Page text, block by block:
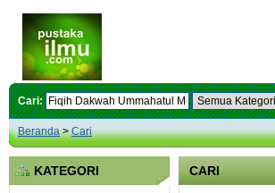
Cari:
Beranda>Cari
KATEGORI CARI